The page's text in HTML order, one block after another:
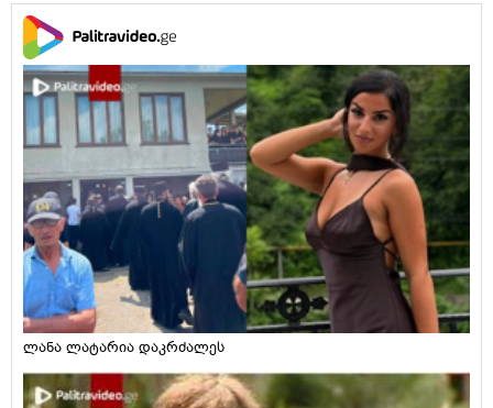
ლანა ლატარია დაკრძალეს